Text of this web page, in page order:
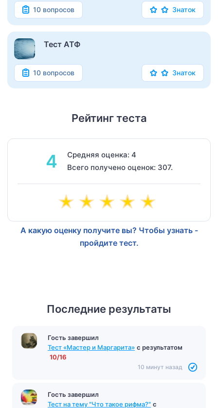
10 вопросов Знаток
Тест АТФ
10 вопросов Знаток
Рейтинг теста
4
Средняя оценка: 4
Всего получено оценок: 307.
А какую оценку получите вы? Чтобы узнать -
пройдите тест.
Последние результаты
Гость завершил
Тест «Мастер и Маргарита» с результатом
10/16
10 минут назад
Гость завершил
Тест на тему "Что такое рифма?" с